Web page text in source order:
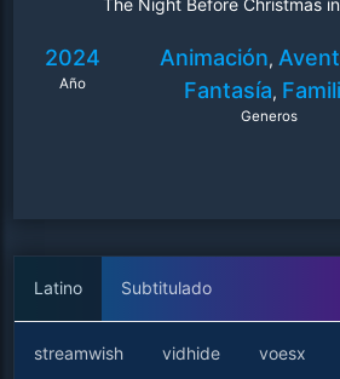
2024
Año
Animación,
Fantasía,
Generos
Latino Subtitulado
streamwish vidhide voesx